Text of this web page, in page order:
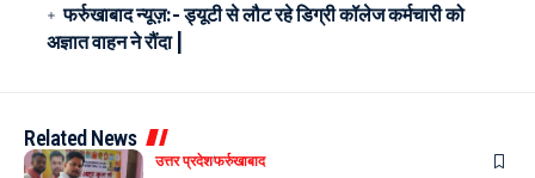
फर्रुखाबाद न्यूज़:- ड्यूटी से लौट रहे डिग्री कॉलेज कर्मचारी को
अज्ञात वाहन ने रौंदा |
Related News
उत्तर प्रदेशफर्रुखाबाद